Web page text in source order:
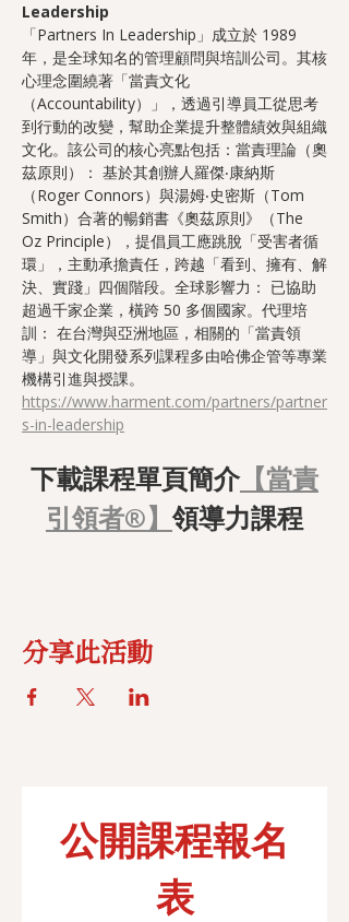
Leadership
「Partners In Leadership」成立於 1989
年，是全球知名的管理顧問與培訓公司。其核
心理念圍繞著「當責文化
（Accountability）」，透過引導員工從思考
到行動的改變，幫助企業提升整體績效與組織
文化。該公司的核心亮點包括：當責理論（奧
茲原則）： 基於其創辦人羅傑‧康納斯
（Roger Connors）與湯姆‧史密斯（Tom
Smith）合著的暢銷書《奧茲原則》（The
Oz Principle），提倡員工應跳脫「受害者循
環」，主動承擔責任，跨越「看到、擁有、解
決、實踐」四個階段。全球影響力： 已協助
超過千家企業，橫跨 50 多個國家。代理培
訓： 在台灣與亞洲地區，相關的「當責領
導」與文化開發系列課程多由哈佛企管等專業
機構引進與授課。
https://www.harment.com/partners/partner
s-in-leadership
下載課程單頁簡介【當責
引領者®】領導力課程
分享此活動
公開課程報名
表